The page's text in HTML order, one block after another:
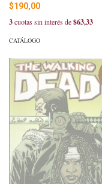
$190,00
3cuotas sin interés de$63,33
CATÁLOGO